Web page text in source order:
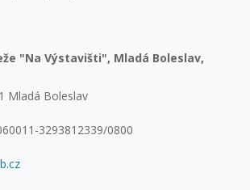
"Na Výstavišti", Mladá Boleslav,
Mladá Boleslav
3293812339/0800